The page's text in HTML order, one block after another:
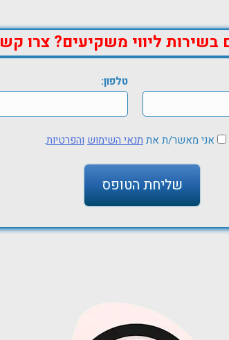
בשירות ליווי משקיעים? צרו
טלפון:
אני מאשר/ת את תנאי השימוש והפרטיות.